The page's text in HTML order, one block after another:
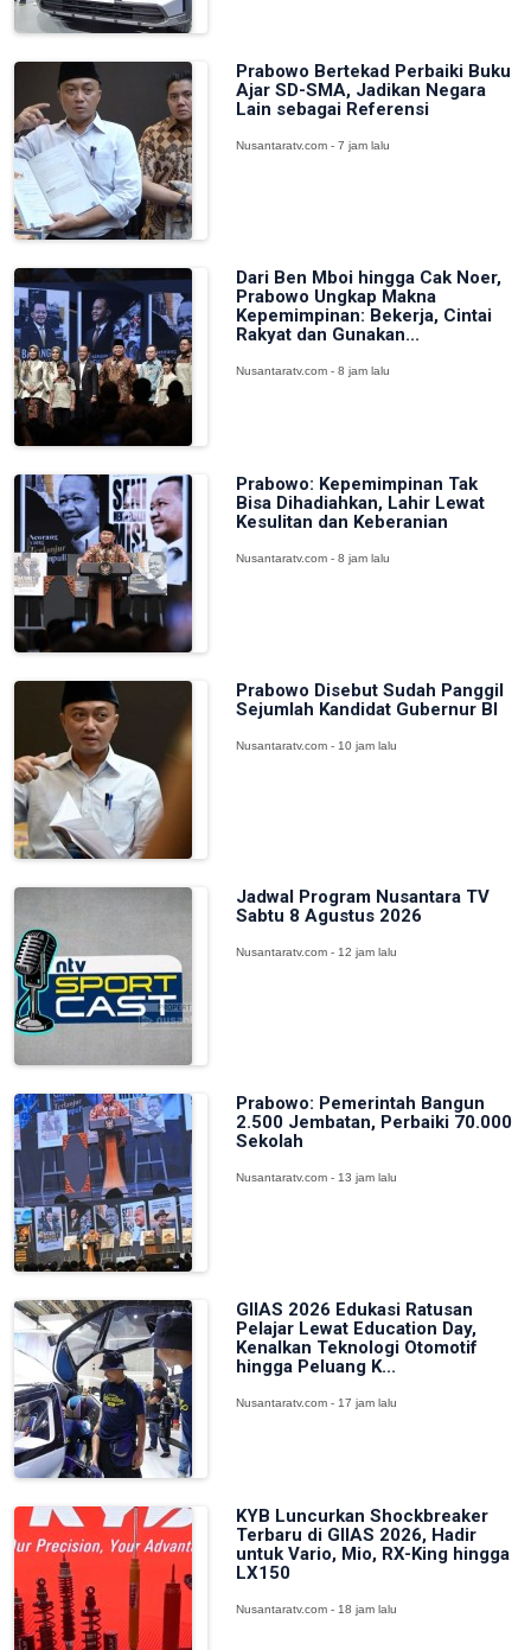
Prabowo Bertekad Perbaiki Buku
Ajar SD-SMA, Jadikan Negara
Lain sebagai Referensi
Nusantaratv.com - 7 jam lalu
Dari Ben Mboi hingga Cak Noer,
Prabowo Ungkap Makna
Kepemimpinan: Bekerja, Cintai
Rakyat dan Gunakan...
Nusantaratv.com - 8 jam lalu
Prabowo: Kepemimpinan Tak
Bisa Dihadiahkan, Lahir Lewat
Kesulitan dan Keberanian
Nusantaratv.com - 8 jam lalu
Prabowo Disebut Sudah Panggil
Sejumlah Kandidat Gubernur BI
Nusantaratv.com - 10 jam lalu
Jadwal Program Nusantara TV
Sabtu 8 Agustus 2026
Nusantaratv.com - 12 jam lalu
Prabowo: Pemerintah Bangun
2.500 Jembatan, Perbaiki 70.000
Sekolah
Nusantaratv.com - 13 jam lalu
GIIAS 2026 Edukasi Ratusan
Pelajar Lewat Education Day,
Kenalkan Teknologi Otomotif
hingga Peluang K...
Nusantaratv.com - 17 jam lalu
KYB Luncurkan Shockbreaker
Terbaru di GIIAS 2026, Hadir
untuk Vario, Mio, RX-King hingga
LX150
Nusantaratv.com - 18 jam lalu